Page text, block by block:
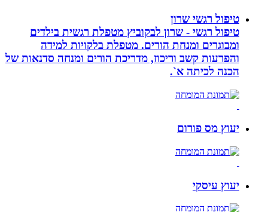
טיפול רגשי שרון
טיפול רגשי - שרון לבקוביץ מטפלת רגשית בילדים
ומבוגרים ומנחת הורים. מטפלת בלקויות למידה
והפרעות קשב וריכוז, מדריכת הורים ומנחה סדנאות של
הכנה לכיתה א`.
יעוץ מס פורום
יעוץ עיסקי